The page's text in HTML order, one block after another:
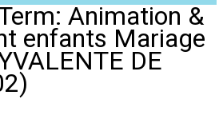
Animation &
enfants Mariage
DE